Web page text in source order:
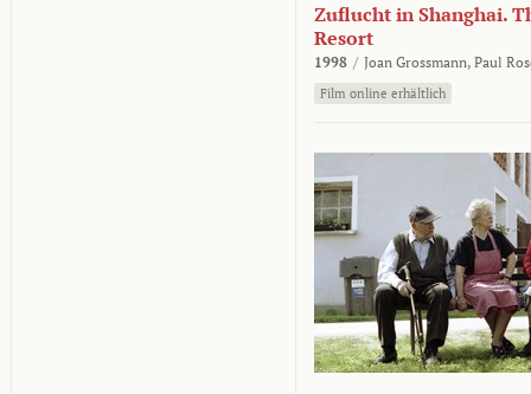
Zuflucht in Shanghai.
Resort
1998 / Joan Grossmann, Paul
Film online erhältlich